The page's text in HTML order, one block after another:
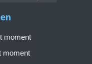
moment
moment